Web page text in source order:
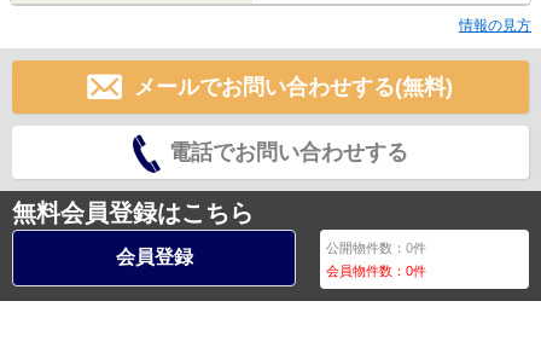
情報の見方
メールでお問い合わせする(無料)
電話でお問い合わせする
無料会員登録はこちら
会員登録 公開物件数：0件
会員物件数：0件